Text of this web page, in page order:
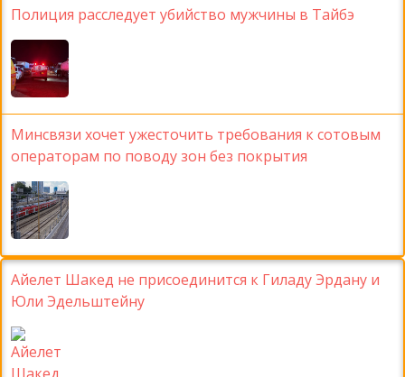
Полиция расследует убийство мужчины в Тайбэ
Минсвязи хочет ужесточить требования к сотовым
операторам по поводу зон без покрытия
Айелет Шакед не присоединится к Гиладу Эрдану и
Юли Эдельштейну